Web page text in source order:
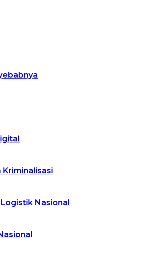
Kriminalisasi
Nasional